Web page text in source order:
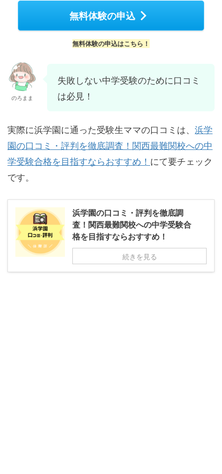
無料体験の申込
無料体験の申込はこちら！
のろまま
失敗しない中学受験のために口コミ
は必見！
実際に浜学園に通った受験生ママの口コミは、 浜学
園の口コミ・評判を徹底調査！関西最難関校への中
学受験合格を目指すならおすすめ！ にて要チェック
です。
浜学園の口コミ・評判を徹底調
査！関西最難関校への中学受験合
格を目指すならおすすめ！
続きを見る